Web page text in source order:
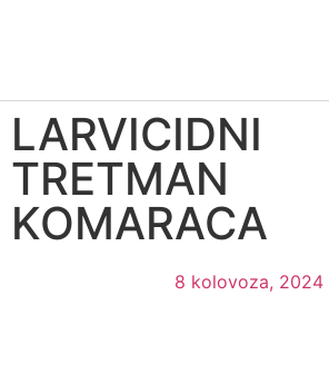
LARVICIDNI
TRETMAN
KOMARACA
8 kolovoza, 2024